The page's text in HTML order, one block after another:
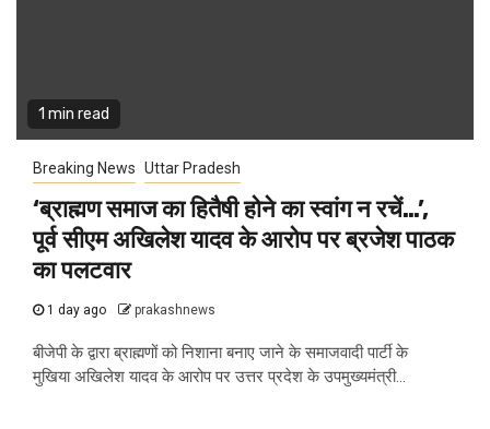
1 min read
Breaking News Uttar Pradesh
‘ब्राह्मण समाज का हितैषी होने का स्वांग न रचें…’,
पूर्व सीएम अखिलेश यादव के आरोप पर ब्रजेश पाठक
का पलटवार
1 day ago prakashnews
बीजेपी के द्वारा ब्राह्मणों को निशाना बनाए जाने के समाजवादी पार्टी के
मुखिया अखिलेश यादव के आरोप पर उत्तर प्रदेश के उपमुख्यमंत्री...